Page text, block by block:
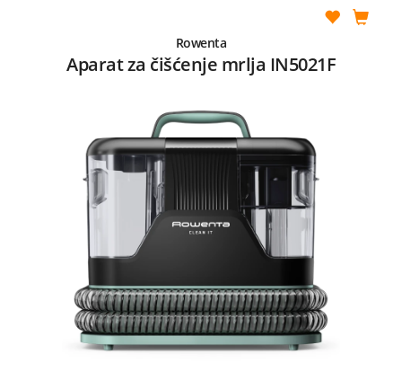
Rowenta
Aparat za čišćenje mrlja IN5021F